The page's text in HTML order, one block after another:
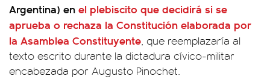
Argentina) en el plebiscito que decidirá si se
aprueba o rechaza la Constitución elaborada por
la Asamblea Constituyente, que reemplazaría al
texto escrito durante la dictadura cívico-militar
encabezada por Augusto Pinochet.